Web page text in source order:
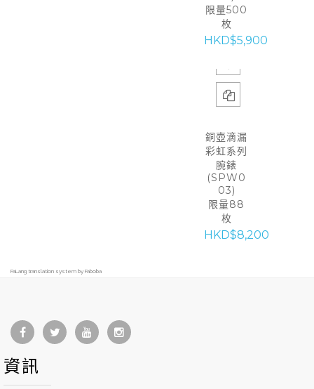
限量500
枚
HKD$5,900
銅壺滴漏
彩虹系列
腕錶
(SPW0
03)
限量88
枚
HKD$8,200
FaLang translation system by Faboba
資訊